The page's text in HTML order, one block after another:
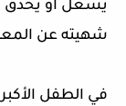
يسعل أو يحذق
شهيته عن
في الطفل